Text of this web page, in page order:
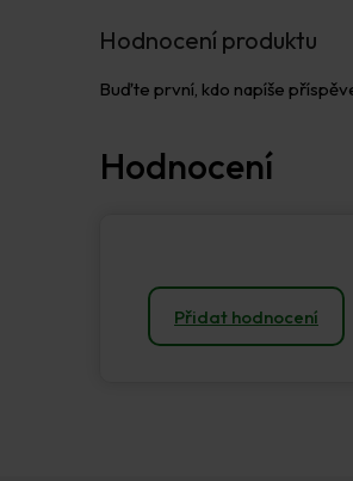
Hodnocení produktu
Buďte první, kdo napíše
Přidat hodnocení